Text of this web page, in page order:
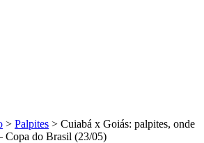
> Palpites > Cuiabá x Goiás: palpites, onde
Copa do Brasil (23/05)